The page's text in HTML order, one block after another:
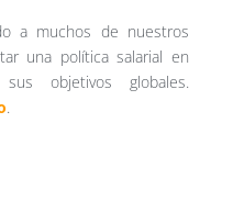
a muchos de nuestros
una política salarial en
objetivos globales.